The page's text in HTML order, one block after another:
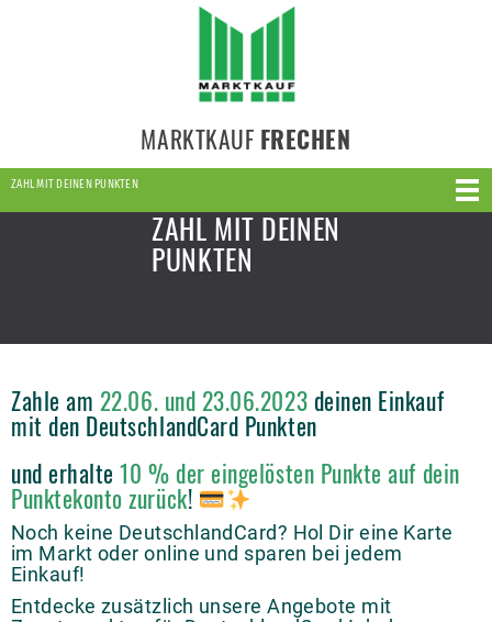
MARKTKAUF FRECHEN
ZAHL MIT DEINEN PUNKTEN
ZAHL MIT DEINEN
PUNKTEN
Zahle am 22.06. und 23.06.2023 deinen Einkauf
mit den DeutschlandCard Punkten
und erhalte10 % der eingelösten Punkte auf dein
Punktekonto zurück!
Noch keine DeutschlandCard? Hol Dir eine Karte
im Markt oder online und sparen bei jedem
Einkauf!
Entdecke zusätzlich unsere Angebote mit